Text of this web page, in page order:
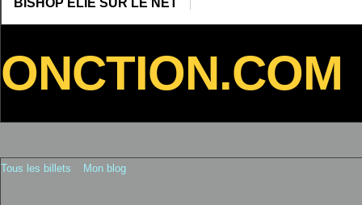
BISHOP ELIE SUR LE NET
ONCTION.COM
Tous les billets Mon blog